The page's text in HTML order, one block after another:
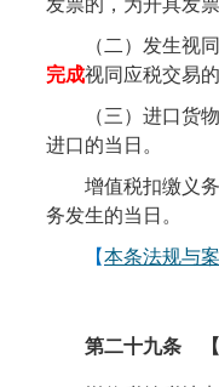
发票的，为开具发票
（二）发生视同
完成视同应税交易的
（三）进口货物
进口的当日。
增值税扣缴义
务发生的当日。
【本条法规与
第二十九条 【